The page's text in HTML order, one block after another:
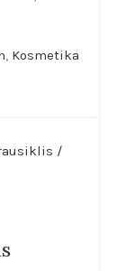
, Kosmetika